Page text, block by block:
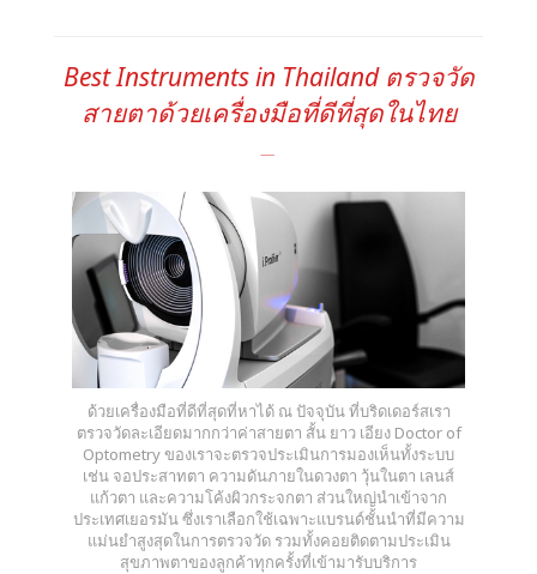
Best Instruments in Thailand ตรวจวัด
สายตาด้วยเครื่องมือที่ดีที่สุดในไทย
ด้วยเครื่องมือที่ดีที่สุดที่หาได้ ณ ปัจจุบัน ที่บริดเดอร์สเรา
ตรวจวัดละเอียดมากกว่าค่าสายตา สั้น ยาว เอียง Doctor of
Optometry ของเราจะตรวจประเมินการมองเห็นทั้งระบบ
เช่น จอประสาทตา ความดันภายในดวงตา วุ้นในตา เลนส์
แก้วตา และความโค้งผิวกระจกตา ส่วนใหญ่นำเข้าจาก
ประเทศเยอรมัน ซึ่งเราเลือกใช้เฉพาะแบรนด์ชั้นนำที่มีความ
แม่นยำสูงสุดในการตรวจวัด รวมทั้งคอยติดตามประเมิน
สุขภาพตาของลูกค้าทุกครั้งที่เข้ามารับบริการ